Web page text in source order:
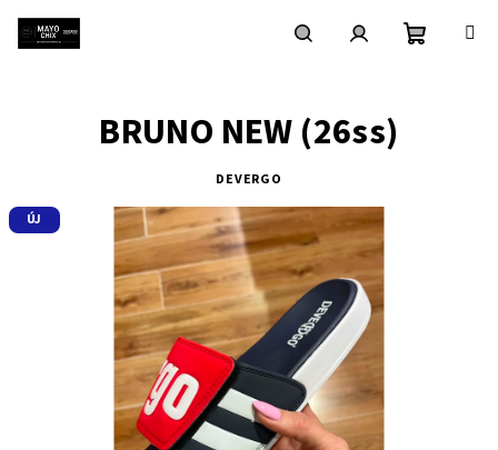
BRUNO NEW (26ss)
DEVERGO
ÚJ